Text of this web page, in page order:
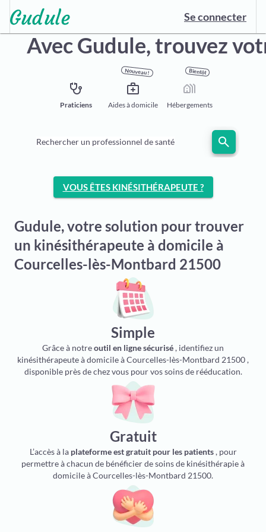
Se connecter
Avec Gudule,trouvez
stethoscope
Praticiens
Nouveau !
medical_services
Aides à domicile
Bientôt
holiday_village
Hébergements
Rechercher un professionnel de santé search
VOUS ÊTES KINÉSITHÉRAPEUTE ?
Gudule, votre solution pour trouver
un kinésithérapeute à domicile à
Courcelles-lès-Montbard 21500
Simple
Grâce à notreoutil en ligne sécurisé, identifiez un
kinésithérapeute à domicile à Courcelles-lès-Montbard 21500 ,
disponible près de chez vous pour vos soins de rééducation.
Gratuit
L’accès à la plateforme est gratuit pour les patients, pour
permettre à chacun de bénéficier de soins de kinésithérapie à
domicile à Courcelles-lès-Montbard 21500.